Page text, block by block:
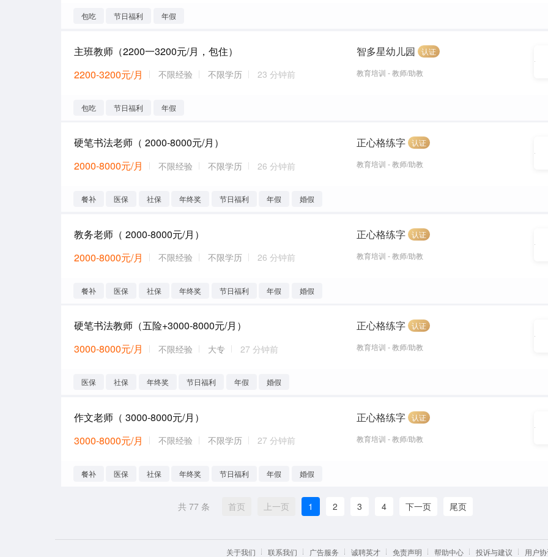
包吃 节日福利 年假
主班教师（2200一3200元/月，包住）
2200-3200元/月
不限经验 不限学历 23 分钟前
智多星幼儿园 认证
教育培训 - 教师/助教
包吃 节日福利 年假
硬笔书法老师（ 2000-8000元/月）
2000-8000元/月
不限经验 不限学历 26 分钟前
正心格练字 认证
教育培训 - 教师/助教
餐补 医保 社保 年终奖 节日福利 年假 婚假
教务老师（ 2000-8000元/月）
2000-8000元/月
不限经验 不限学历 26 分钟前
正心格练字 认证
教育培训 - 教师/助教
餐补 医保 社保 年终奖 节日福利 年假 婚假
硬笔书法教师（五险+3000-8000元/月）
3000-8000元/月
不限经验 大专 27 分钟前
正心格练字 认证
教育培训 - 教师/助教
医保 社保 年终奖 节日福利 年假 婚假
作文老师（ 3000-8000元/月）
3000-8000元/月
不限经验 不限学历 27 分钟前
正心格练字 认证
教育培训 - 教师/助教
餐补 医保 社保 年终奖 节日福利 年假 婚假
共 77 条 首页 上一页 1 2 3 4 下一页 尾页
关于我们 联系我们 广告服务 诚聘英才 免责声明 帮助中心 投诉与建议 用户